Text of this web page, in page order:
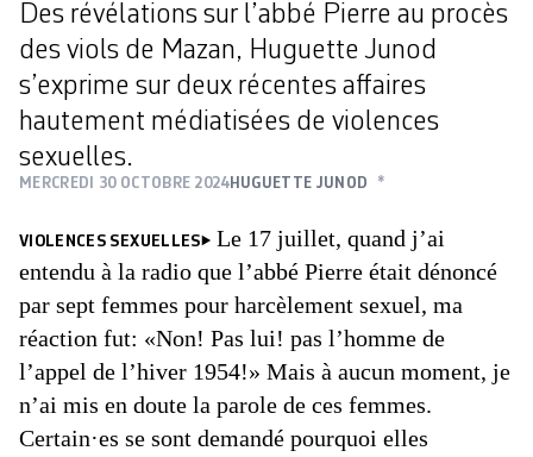
Des révélations sur l’abbé Pierre au procès
des viols de Mazan, Huguette Junod
s’exprime sur deux récentes affaires
hautement médiatisées de violences
sexuelles.
MERCREDI 30 OCTOBRE 2024HUGUETTE JUNOD *
VIOLENCES SEXUELLES
Le 17 juillet, quand j’ai
entendu à la radio que l’abbé Pierre était dénoncé
par sept femmes pour harcèlement sexuel, ma
réaction fut: «Non! Pas lui! pas l’homme de
l’appel de l’hiver 1954!» Mais à aucun moment, je
n’ai mis en doute la parole de ces femmes.
Certain·es se sont demandé pourquoi elles